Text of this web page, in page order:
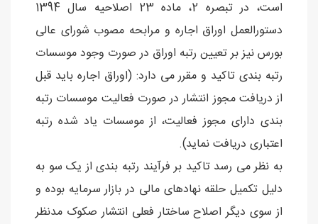
است، در تبصره 2، ماده 23 اصلاحیه سال 1394
دستورالعمل اوراق اجاره و مرابحه مصوب شورای عالی
بورس نیز بر تعیین رتبه اوراق در صورت وجود موسسات
رتبه بندی تاکید و مقرر می دارد: (اوراق اجاره باید قبل
از دریافت مجوز انتشار در صورت فعالیت موسسات رتبه
بندی دارای مجوز فعالیت، از موسسات یاد شده رتبه
اعتباری دریافت نماید).
به نظر می رسد تاکید بر فرآیند رتبه بندی از یک سو به
دلیل تکمیل حلقه نهادهای مالی در بازار سرمایه بوده و
از سوی دیگر اصلاح ساختار فعلی انتشار صکوک مدنظر